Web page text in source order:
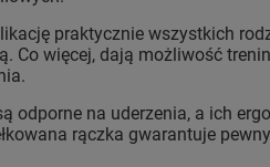
praktycznie wszystkich
Co więcej, dają możliwość
odporne na uderzenia, a ich
rączka gwarantuje